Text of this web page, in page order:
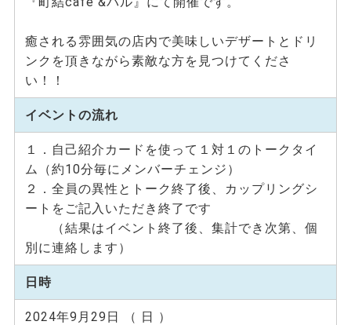
癒される雰囲気の店内で美味しいデザートとドリ
ンクを頂きながら素敵な方を見つけてくださ
い！！
イベントの流れ
１．自己紹介カードを使って１対１のトークタイ
ム（約10分毎にメンバーチェンジ）
２．全員の異性とトーク終了後、カップリングシ
ートをご記入いただき終了です
（結果はイベント終了後、集計でき次第、個
別に連絡します）
日時
2024年9月29日 （ 日 ）